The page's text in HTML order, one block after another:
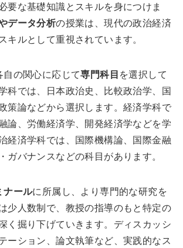
要な基礎知識とスキルを身につけま
データ分析の授業は、現代の政治経済
キルとして重視されています。
の関心に応じて専門科目を選択して
科では、日本政治史、比較政治学、国
策論などから選択します。経済学科で
論、労働経済学、開発経済学などを学
経済学科では、国際機構論、国際金融
ガバナンスなどの科目があります。
ナールに所属し、より専門的な研究を
少人数制で、教授の指導のもと特定の
く掘り下げていきます。ディスカッシ
ーション、論文執筆など、実践的なス